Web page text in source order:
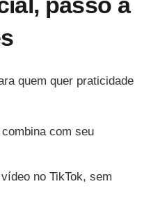
quem quer praticidade
com seu
no TikTok, sem